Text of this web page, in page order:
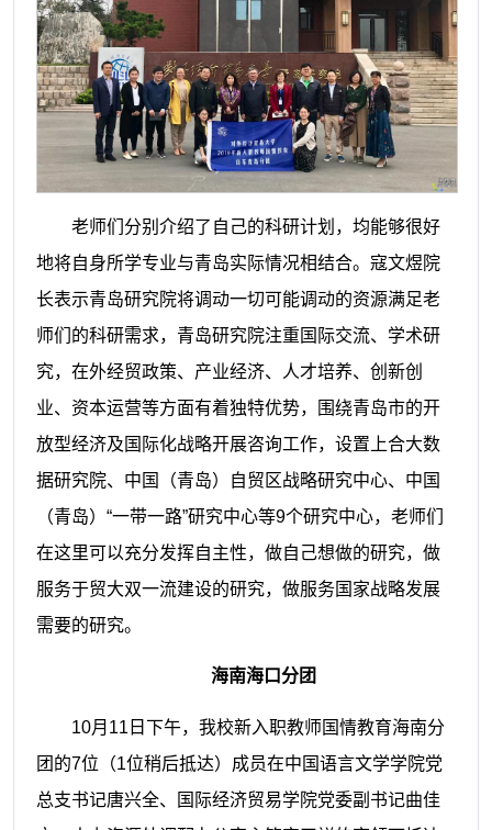
老师们分别介绍了自己的科研计划，均能够很好
地将自身所学专业与青岛实际情况相结合。寇文煜院
长表示青岛研究院将调动一切可能调动的资源满足老
师们的科研需求，青岛研究院注重国际交流、学术研
究，在外经贸政策、产业经济、人才培养、创新创
业、资本运营等方面有着独特优势，围绕青岛市的开
放型经济及国际化战略开展咨询工作，设置上合大数
据研究院、中国（青岛）自贸区战略研究中心、中国
（青岛） “一带一路”研究中心等9个研究中心，老师们
在这里可以充分发挥自主性，做自己想做的研究，做
服务于贸大双一流建设的研究，做服务国家战略发展
需要的研究。
海南海口分团
10月 11 日下午，我校新入职教师国情教育海南分
团的7位（1位稍后抵达）成员在中国语言文学学院党
总支书记唐兴全、国际经济贸易学院党委副书记曲佳